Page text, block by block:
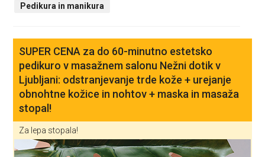
Pedikura in manikura
SUPER CENA za do 60-minutno estetsko
pedikuro v masažnem salonu Nežni dotik v
Ljubljani: odstranjevanje trde kože + urejanje
obnohtne kožice in nohtov + maska in masaža
stopal!
Za lepa stopala!